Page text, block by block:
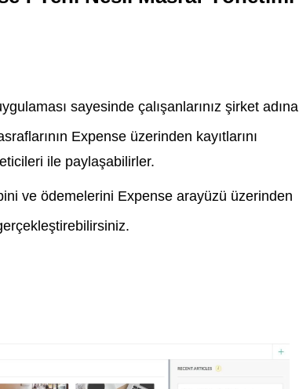
sayesinde çalışanlarınız şirket adına
Expense üzerinden kayıtlarını
ile paylaşabilirler.
ve ödemelerini Expense arayüzü üzerinden